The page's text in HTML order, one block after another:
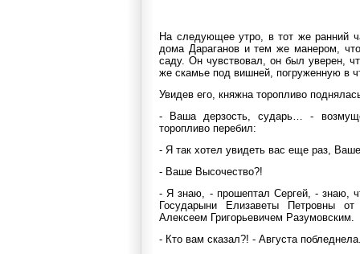
На следующее утро, в тот же ранний
дома Дараганов и тем же манером,
саду. Он чувствовал, он был уверен,
же скамье под вишней, погруженную в
Увидев его, княжна торопливо
- Ваша дерзость, сударь… -
торопливо перебил:
- Я так хотел увидеть вас еще раз,
- Ваше Высочество?!
- Я знаю, - прошептал Сергей, - знаю,
Государыни Елизаветы Петровны
Алексеем Григорьевичем Разумовским.
- Кто вам сказал?! - Августа